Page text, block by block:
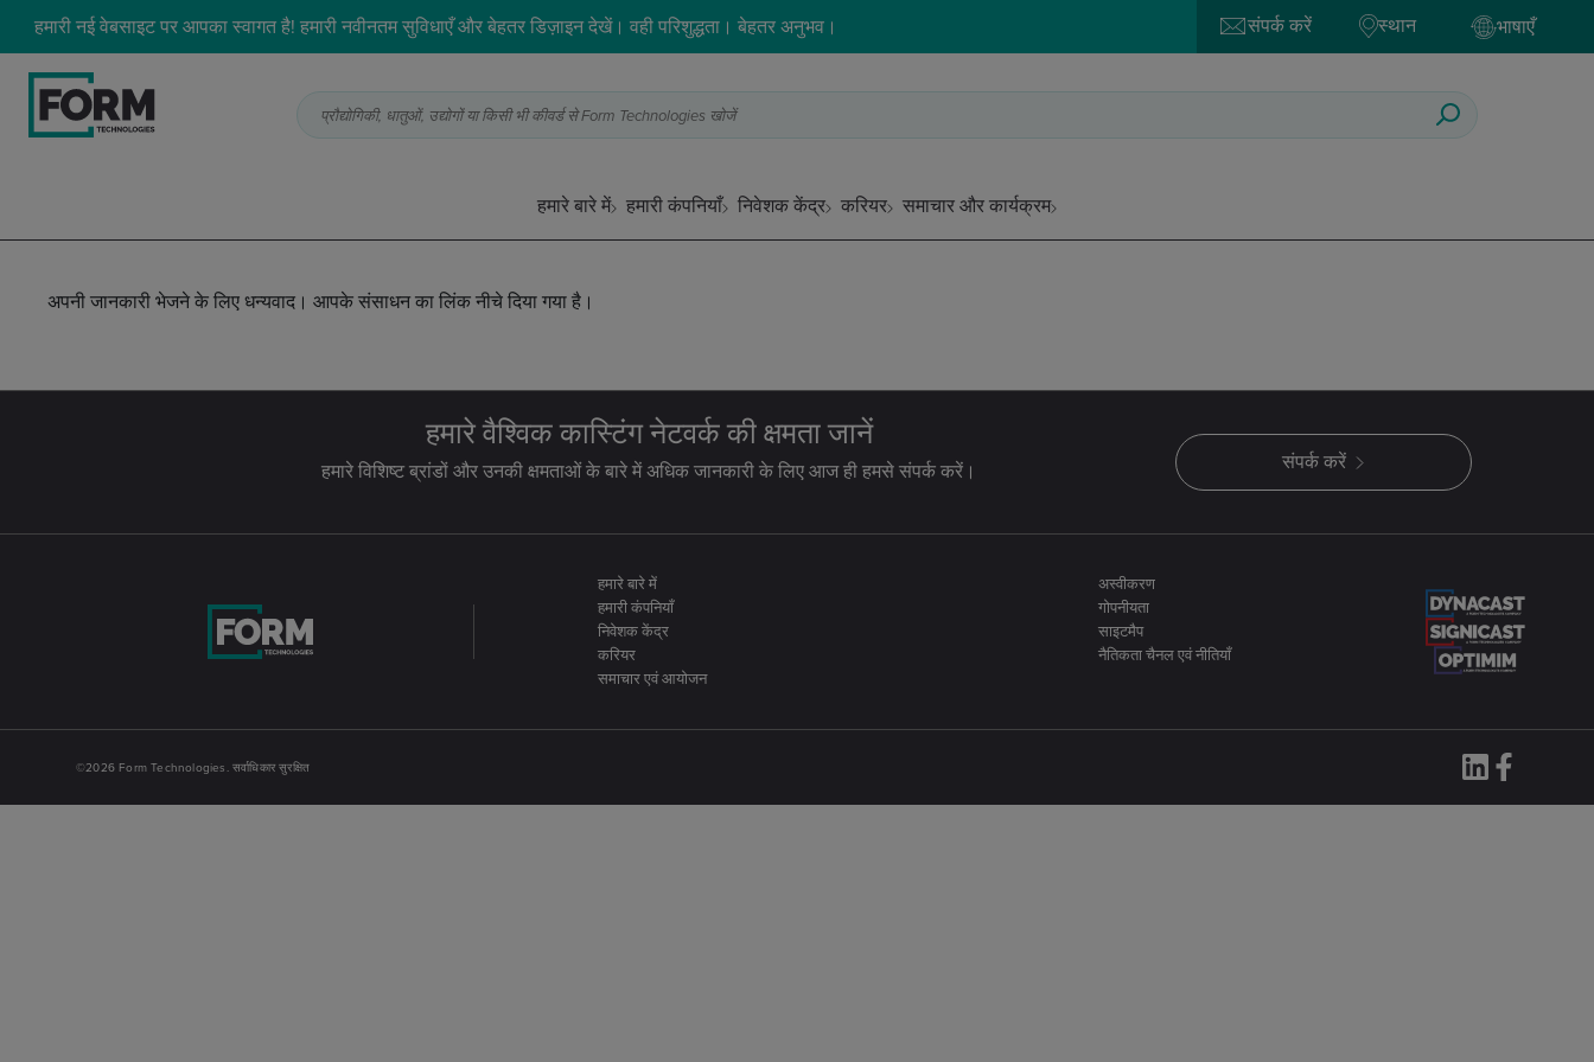
हमारी नई वेबसाइट पर आपका स्वागत है! हमारी नवीनतम सुविधाएँ और बेहतर डिज़ाइन देखें। वही परिशुद्धता। बेहतर अनुभव। संपर्क करें स्थान भाषाएँ
प्रौद्योगिकी, धातुओं, उद्योगों या किसी भी कीवर्ड से Form Technologies खोजें
हमारे बारे में हमारी कंपनियाँ निवेशक केंद्र करियर समाचार और कार्यक्रम
अपनी जानकारी भेजने के लिए धन्यवाद। आपके संसाधन का लिंक नीचे दिया गया है।
हमारे वैश्विक कास्टिंग नेटवर्क की क्षमता जानें
हमारे विशिष्ट ब्रांडों और उनकी क्षमताओं के बारे में अधिक जानकारी के लिए आज ही हमसे संपर्क करें। संपर्क करें
हमारे बारे में
हमारी कंपनियाँ
निवेशक केंद्र
करियर
समाचार एवं आयोजन
अस्वीकरण
गोपनीयता
साइटमैप
नैतिकता चैनल एवं नीतियाँ
©2026 Form Technologies. सर्वाधिकार सुरक्षित